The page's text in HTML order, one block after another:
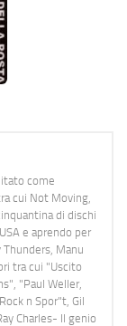
come
cui Not Moving,
di dischi
e aprendo per
Thunders, Manu
tra cui "Uscito
"Paul Weller,
n Spor"t, Gil
Charles- Il genio